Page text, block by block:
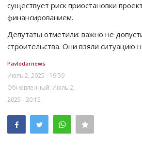
существует риск приостановки
финансированием.
Депутаты отметили: важно не
строительства. Они взяли ситуацию
Pavlodarnews
Июль 2, 2025 - 19:59
Обновленный: Июль 2,
2025 - 20:15